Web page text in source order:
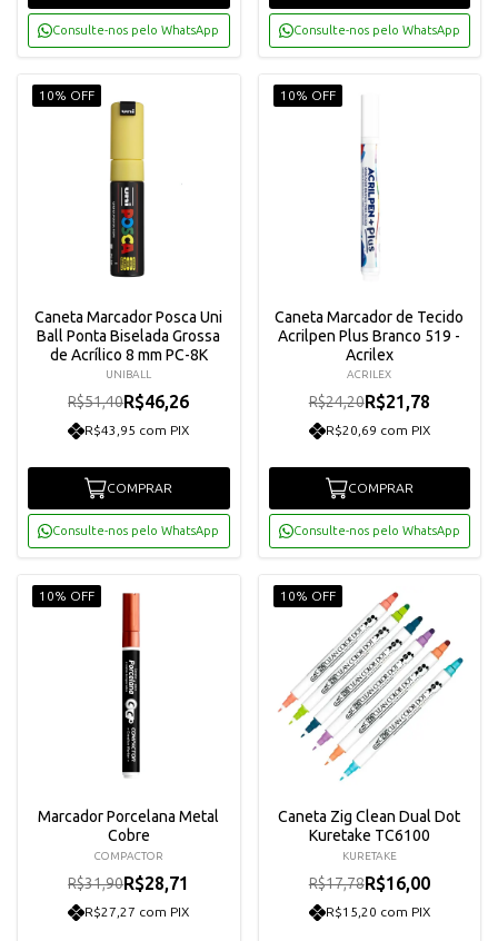
Consulte-nos pelo WhatsApp Consulte-nos pelo WhatsApp
10% OFF
Caneta Marcador Posca Uni
Ball Ponta Biselada Grossa
de Acrílico 8 mm PC-8K
UNIBALL
R$51,40R$46,26
R$43,95 com PIX
COMPRAR
Consulte-nos pelo WhatsApp
10% OFF
Caneta Marcador de Tecido
Acrilpen Plus Branco 519 -
Acrilex
ACRILEX
R$24,20R$21,78
R$20,69 com PIX
COMPRAR
Consulte-nos pelo WhatsApp
10% OFF
Marcador Porcelana Metal
Cobre
COMPACTOR
R$31,90R$28,71
R$27,27 com PIX
10% OFF
Caneta Zig Clean Dual Dot
Kuretake TC6100
KURETAKE
R$17,78R$16,00
R$15,20 com PIX